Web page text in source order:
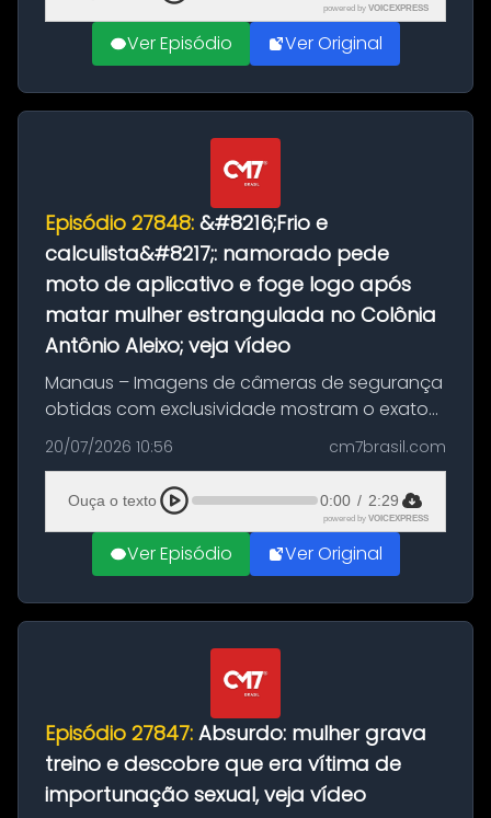
powered by VOICEXPRESS
Ver Episódio Ver Original
Episódio 27848: &#8216;Frio e
calculista&#8217;: namorado pede
moto de aplicativo e foge logo após
matar mulher estrangulada no Colônia
Antônio Aleixo; veja vídeo
Manaus – Imagens de câmeras de segurança
obtidas com exclusividade mostram o exato
momento da fuga do principal suspeito da
morte de Larissa Araújo, de 28 anos. O crime
ocorreu na noite deste último d...
20/07/2026 10:56 cm7brasil.com
Ouça o texto 0:00 / 2:29
powered by VOICEXPRESS
Ver Episódio Ver Original
Episódio 27847: Absurdo: mulher grava
treino e descobre que era vítima de
importunação sexual, veja vídeo